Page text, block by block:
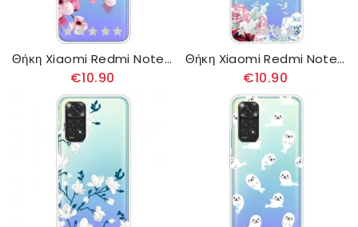
Θήκη Xiaomi Redmi Note 11 Pro 4G / 5G Μικρά Ροζ Λουλούδια
€10.90
Θήκη Xiaomi Redmi Note 11 Pro 4G / 5G Ακουαρέλα Λουλούδια
€10.90